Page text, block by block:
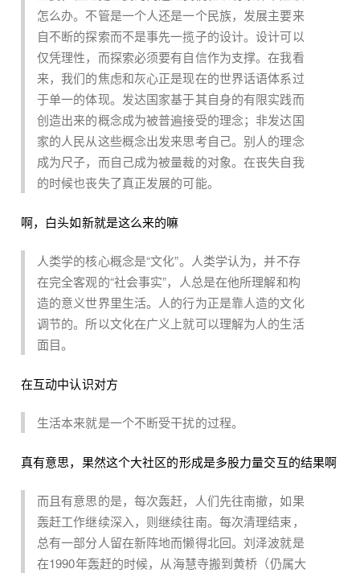
怎么办。不管是一个人还是一个民族，发展主要来
自不断的探索而不是事先一揽子的设计。设计可以
仅凭理性，而探索必须要有自信作为支撑。在我看
来，我们的焦虑和灰心正是现在的世界话语体系过
于单一的体现。发达国家基于其自身的有限实践而
创造出来的概念成为被普遍接受的理念；非发达国
家的人民从这些概念出发来思考自己。别人的理念
成为尺子，而自己成为被量裁的对象。在丧失自我
的时候也丧失了真正发展的可能。
啊，白头如新就是这么来的嘛
人类学的核心概念是“文化”。人类学认为，并不存
在完全客观的“社会事实”，人总是在他所理解和构
造的意义世界里生活。人的行为正是靠人造的文化
调节的。所以文化在广义上就可以理解为人的生活
面目。
在互动中认识对方
生活本来就是一个不断受干扰的过程。
真有意思，果然这个大社区的形成是多股力量交互的结果啊
而且有意思的是，每次轰赶，人们先往南撤，如果
轰赶工作继续深入，则继续往南。每次清理结束，
总有一部分人留在新阵地而懒得北回。刘泽波就是
在1990年轰赶的时候，从海慧寺搬到黄桥（仍属大